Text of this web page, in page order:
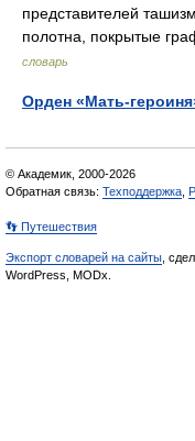
представителей
полотна, покрытые
словарь
Орден «Мать-
© Академик, 2000-2026
Обратная связь: Техподдержка
👣 Путешествия
Экспорт словарей на сайты ,
WordPress, MODx.